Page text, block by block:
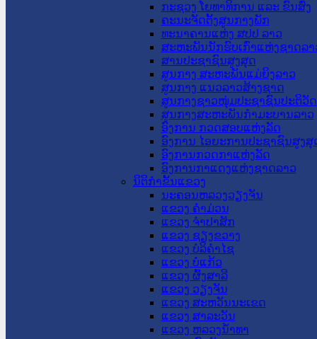
ກະຊວງ ໂຍທາທິການ ແລະ ຂົນສົ່ງ
ຄະນະຈັດຕັ້ງສູນກາງພັກ
ທະນາຄານແຫ່ງ ສປປ ລາວ
ສະຫະພັນນັກຮົບເກົ່າແຫ່ງຊາດລາ
ສານປະຊາຊົນສູງສຸດ
ສູນກາງ ສະຫະພັນແມ່ຍິງລາວ
ສູນກາງ ແນວລາວສ້າງຊາດ
ສູນກາງຊາວໜຸ່ມປະຊາຊົນປະຕິວັ
ສູນກາງສະຫະພັນກຳມະບານລາວ
ອົງການ ກວດສອບແຫ່ງລັດ
ອົງການ ໄອຍະການປະຊາຊົນສູງສຸ
ອົງການກວດກາແຫ່ງລັດ
ອົງການກາແດງແຫ່ງຊາດລາວ
ນິຕິກໍາຂັ້ນແຂວງ
ນະ​ຄອນ​ຫລວງວຽງຈັນ
ແຂວງ ຄໍາມ່ວນ
ແຂວງ ຈໍາປາສັກ
ແຂວງ ຊຽງຂວາງ
ແຂວງ ບໍລິຄໍາໄຊ
ແຂວງ ບໍ່ແກ້ວ
ແຂວງ ຜົ້ງສາລີ
ແຂວງ ວຽງຈັນ
ແຂວງ ສະຫວັນນະເຂດ
ແຂວງ ສາລະວັນ
ແຂວງ ຫລວງນໍ້າທາ